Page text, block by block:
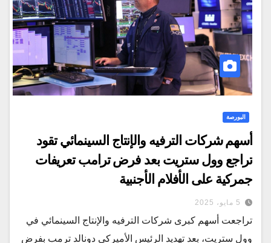
البورصة
أسهم شركات الترفيه والإنتاج السينمائي تقود
تراجع وول ستريت بعد فرض ترامب تعريفات
جمركية على الأفلام الأجنبية
5 مايو، 2025
تراجعت أسهم كبرى شركات الترفيه والإنتاج السينمائي في
وول ستريت، بعد تهديد الرئيس الأميركي دونالد ترمب بفرض